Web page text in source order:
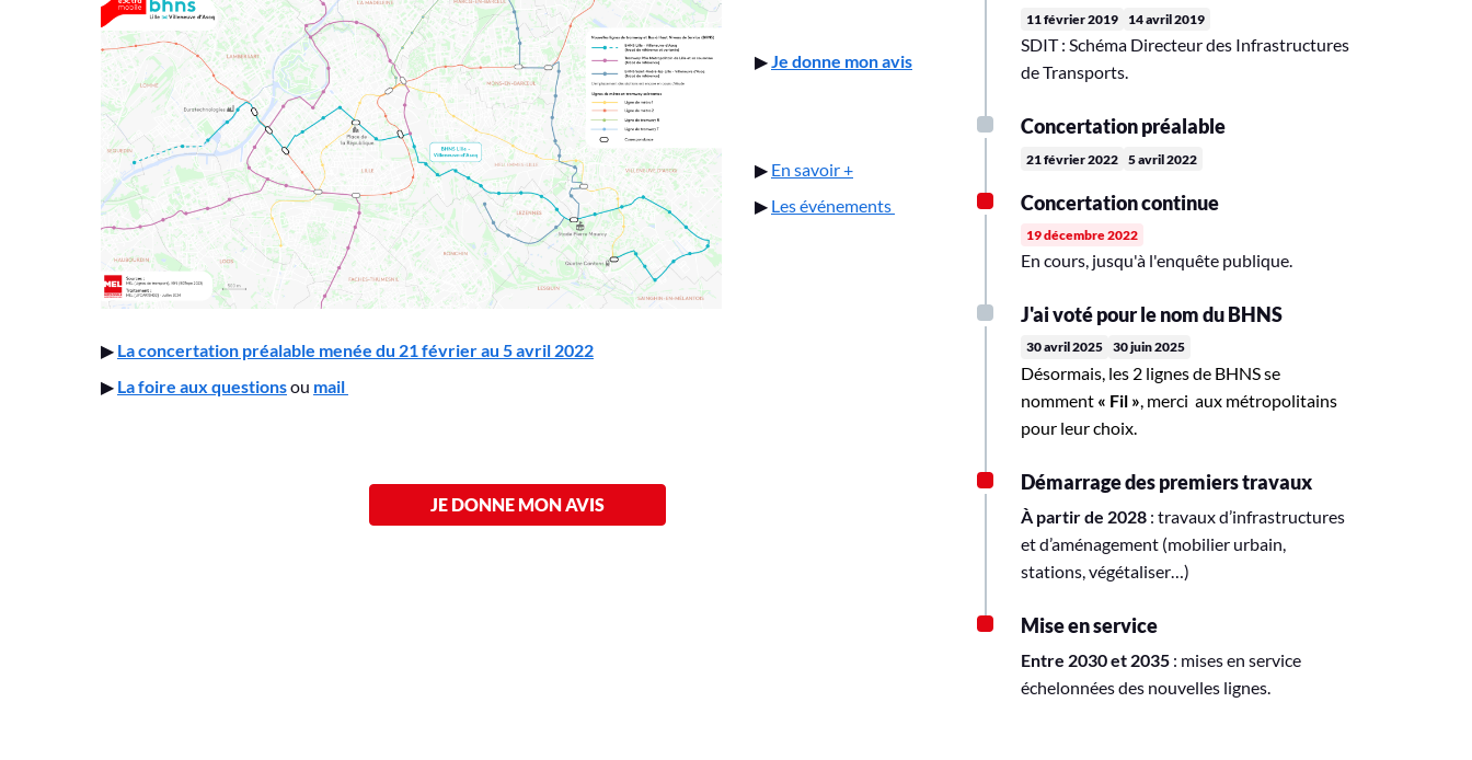
11 février 2019 14 avril 2019
SDIT : Schéma Directeur des Infrastructures
de Transports.
Concertation préalable
21 février 2022 5 avril 2022
Concertation continue
19 décembre 2022
En cours, jusqu'à l'enquête publique.
J'ai voté pour le nom du BHNS
30 avril 2025 30 juin 2025
Désormais, les 2 lignes de BHNS se
nomment « Fil » , merci aux métropolitains
pour leur choix.
Démarrage des premiers travaux
À partir de 2028 : travaux d’infrastructures
et d’aménagement (mobilier urbain,
stations, végétaliser…)
Mise en service
Entre 2030 et 2035 : mises en service
échelonnées des nouvelles lignes.
▶Je donne mon avis
▶ En savoir +
▶ Les événements
▶ La concertation préalable menée du 21 février au 5 avril 2022
▶ La foire aux questionsou mail
JE DONNE MON AVIS